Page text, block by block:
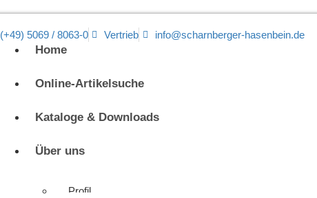
(+49) 5069 / 8063-0 Vertrieb info@scharnberger-hasenbein.de
Home
Online-Artikelsuche
Kataloge & Downloads
Über uns
Profil